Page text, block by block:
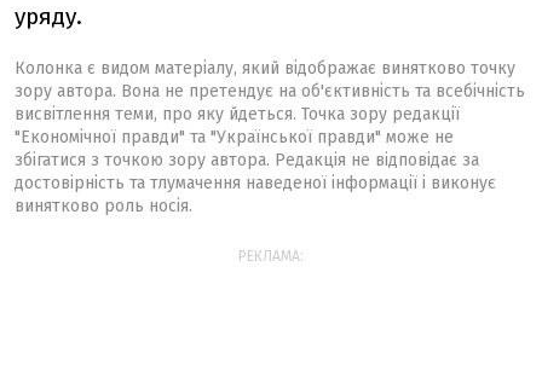
уряду.
Колонка є видом матеріалу, який відображає винятково точку
зору автора. Вона не претендує на об'єктивність та всебічність
висвітлення теми, про яку йдеться. Точка зору редакції
"Економічної правди" та "Української правди" може не
збігатися з точкою зору автора. Редакція не відповідає за
достовірність та тлумачення наведеної інформації і виконує
винятково роль носія.
РЕКЛАМА: